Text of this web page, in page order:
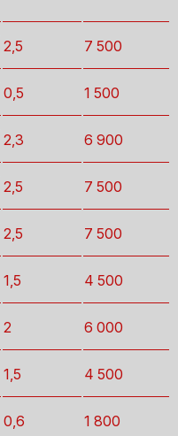
2,5 7 500
0,5 1 500
2,3 6 900
2,5 7 500
2,5 7 500
1,5 4 500
2 6 000
1,5 4 500
0,6 1 800